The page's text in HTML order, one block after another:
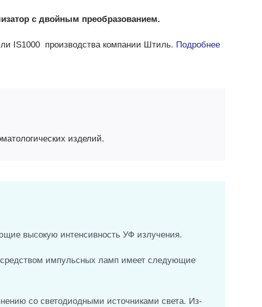
с двойным преобразованием.
IS1000 производства компании Штиль. Подробнее
изделий.
высокую интенсивность УФ излучения.
импульсных ламп имеет следующие
со светодиодными источниками света. Из-